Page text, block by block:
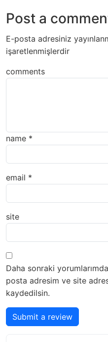
Post a
E-posta adresiniz
işaretlenmişlerdir
comments
name *
email *
site
Daha sonraki
posta adresim ve site
kaydedilsin.
Submit a review